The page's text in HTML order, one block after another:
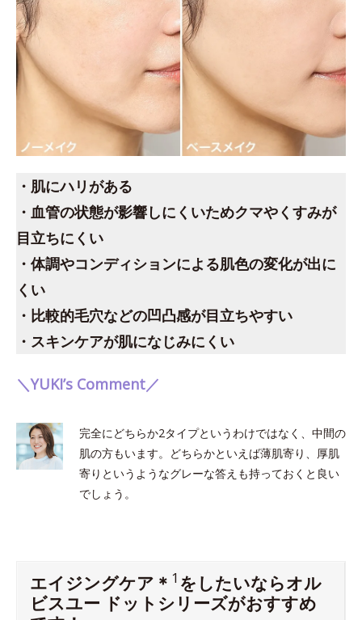
・肌にハリがある
・血管の状態が影響しにくいためクマやくすみが
目立ちにくい
・体調やコンディションによる肌色の変化が出に
くい
・比較的毛穴などの凹凸感が目立ちやすい
・スキンケアが肌になじみにくい
＼YUKI’s Comment／
完全にどちらか2タイプというわけではなく、中間の
肌の方もいます。どちらかといえば薄肌寄り、厚肌
寄りというようなグレーな答えも持っておくと良い
でしょう。
エイジングケア＊ 1 をしたいならオル
ビスユー ドットシリーズがおすすめ